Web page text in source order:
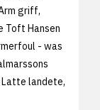
griff,
Toft Hansen
- was
Latte landete,